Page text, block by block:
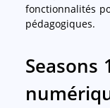
fonctionnalités
pédagogiques.
Seasons